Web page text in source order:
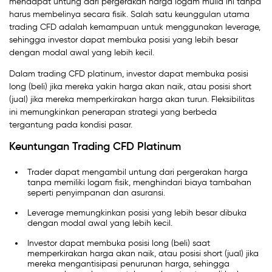
harus membelinya secara fisik. Salah satu keunggulan utama
trading CFD adalah kemampuan untuk menggunakan leverage,
sehingga investor dapat membuka posisi yang lebih besar
dengan modal awal yang lebih kecil.
Dalam trading CFD platinum, investor dapat membuka posisi
long (beli) jika mereka yakin harga akan naik, atau posisi short
(jual) jika mereka memperkirakan harga akan turun. Fleksibilitas
ini memungkinkan penerapan strategi yang berbeda
tergantung pada kondisi pasar.
Keuntungan Trading CFD Platinum
Trader dapat mengambil untung dari pergerakan harga
tanpa memiliki logam fisik, menghindari biaya tambahan
seperti penyimpanan dan asuransi.
Leverage memungkinkan posisi yang lebih besar dibuka
dengan modal awal yang lebih kecil.
Investor dapat membuka posisi long (beli) saat
memperkirakan harga akan naik, atau posisi short (jual) jika
mereka mengantisipasi penurunan harga, sehingga